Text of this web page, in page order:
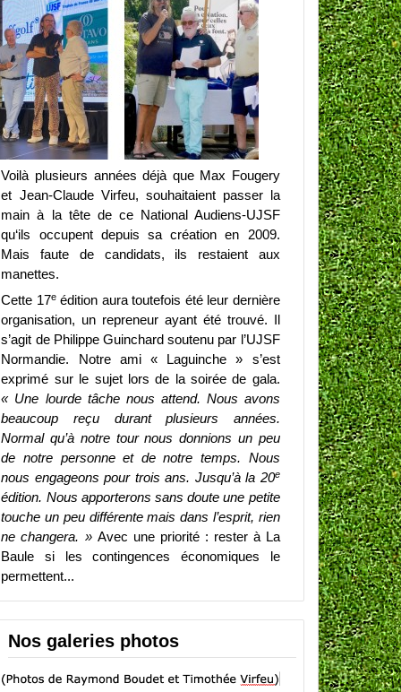
Voilà plusieurs années déjà que Max Fougery
et Jean-Claude Virfeu, souhaitaient passer la
main à la tête de ce National Audiens-UJSF
qu‘ils occupent depuis sa création en 2009.
Mais faute de candidats, ils restaient aux
manettes.
Cette 17eédition aura toutefois été leur dernière
organisation, un repreneur ayant été trouvé. Il
s’agit de Philippe Guinchard soutenu par l’UJSF
Normandie. Notre ami « Laguinche » s’est
exprimé sur le sujet lors de la soirée de gala.
« Une lourde tâche nous attend. Nous avons
beaucoup reçu durant plusieurs années.
Normal qu’à notre tour nous donnions un peu
de notre personne et de notre temps. Nous
nous engageons pour trois ans. Jusqu’à la 20e
édition. Nous apporterons sans doute une petite
touche un peu différente mais dans l’esprit, rien
ne changera. » Avec une priorité : rester à La
Baule si les contingences économiques le
permettent...
Nos galeries photos